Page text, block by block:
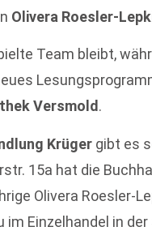
Olivera Roesler-
Team bleibt,
Versmold.
Krüger gibt es
15a hat die
Olivera Roesler-
im Einzelhandel in